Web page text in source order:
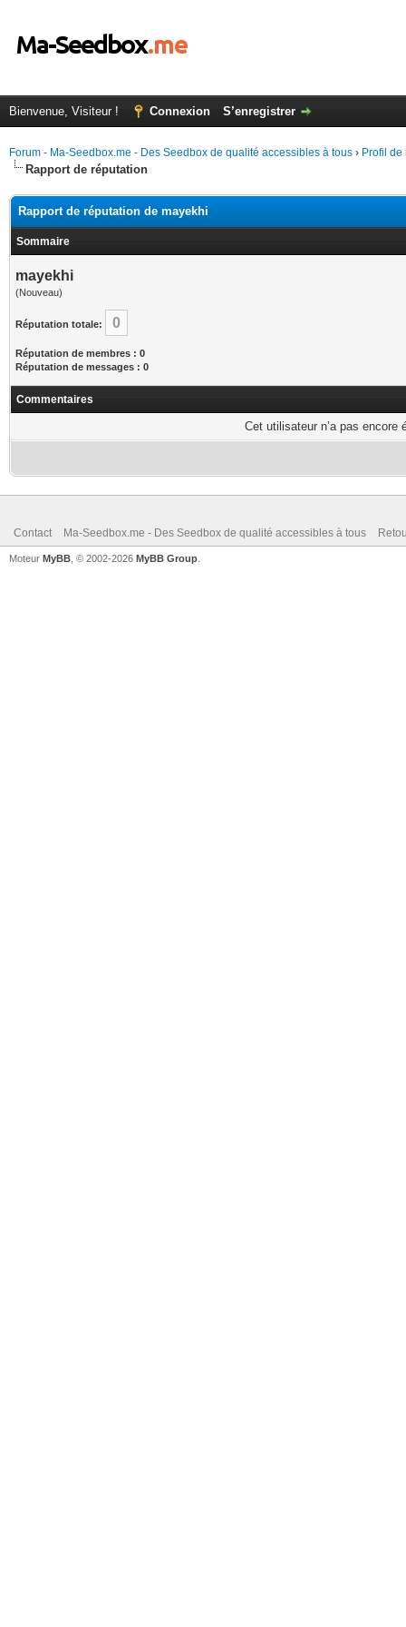
Bienvenue, Visiteur ! Connexion S’enregistrer
Forum - Ma-Seedbox.me - Des Seedbox de qualité accessibles à tous › Profil de
Rapport de réputation
Rapport de réputation de mayekhi
Sommaire
mayekhi
(Nouveau)
Réputation totale: 0
Réputation de membres : 0
Réputation de messages : 0
Commentaires
Cet utilisateur n’a pas
Contact Ma-Seedbox.me - Des Seedbox de qualité accessibles à tous
Moteur MyBB , © 2002-2026 MyBB Group